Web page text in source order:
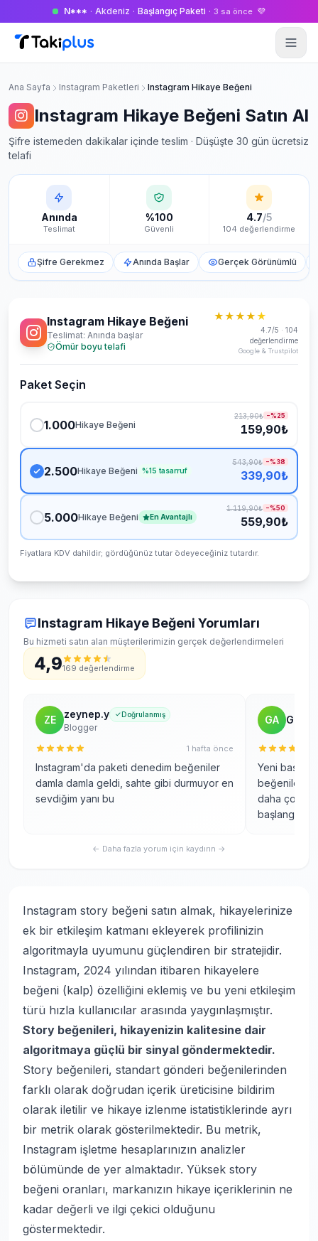
N*** · Akdeniz · Başlangıç Paketi · 3 sa önce 💜
Anasayfa
Ana Sayfa Instagram Paketleri Instagram Hikaye Beğeni
Instagram Hikaye Beğeni Satın Al
Şifre istemeden dakikalar içinde teslim · Düşüşte 30 gün ücretsiz
telafi
Anında
Teslimat
%100
Güvenli
4.7/5
104 değerlendirme
Şifre Gerekmez Anında Başlar Gerçek Görünümlü
Instagram Hikaye Beğeni
Teslimat: Anında başlar
Ömür boyu telafi
★★★★★
4.7/5 · 104
değerlendirme
Google & Trustpilot
Paket Seçin
1.000Hikaye Beğeni
213,90₺ −%25
159,90₺
2.500Hikaye Beğeni %15 tasarruf
543,90₺ −%38
339,90₺
5.000Hikaye Beğeni En Avantajlı
1.119,90₺ −%50
559,90₺
Fiyatlara KDV dahildir; gördüğünüz tutar ödeyeceğiniz tutardır.
Instagram Hikaye Beğeni Yorumları
Bu hizmeti satın alan müşterilerimizin gerçek değerlendirmeleri
4,9169 değerlendirme
ZE zeynep.y Doğrulanmış
Blogger
1 hafta önce
Instagram'da paketi denedim beğeniler
damla damla geldi, sahte gibi durmuyor en
sevdiğim yanı bu
GA
Yeni
beğeniler
daha çok
başlangıç
← Daha fazla yorum için kaydırın →
Instagram story beğeni satın almak, hikayelerinize
ek bir etkileşim katmanı ekleyerek profilinizin
algoritmayla uyumunu güçlendiren bir stratejidir.
Instagram, 2024 yılından itibaren hikayelere
beğeni (kalp) özelliğini eklemiş ve bu yeni etkileşim
türü hızla kullanıcılar arasında yaygınlaşmıştır.
Story beğenileri, hikayenizin kalitesine dair
algoritmaya güçlü bir sinyal göndermektedir.
Story beğenileri, standart gönderi beğenilerinden
farklı olarak doğrudan içerik üreticisine bildirim
olarak iletilir ve hikaye izlenme istatistiklerinde ayrı
bir metrik olarak gösterilmektedir. Bu metrik,
Instagram işletme hesaplarınızın analizler
bölümünde de yer almaktadır. Yüksek story
beğeni oranları, markanızın hikaye içeriklerinin ne
kadar değerli ve ilgi çekici olduğunu
göstermektedir.
Sohbet Yardım
Şifremi vermem gerekiyor mu?
Düşüş olursa telafi var mı?